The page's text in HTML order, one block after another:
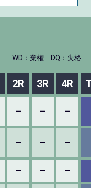
WD：棄権 DQ：失格
2R 3R 4R
– – –
– – –
– – –